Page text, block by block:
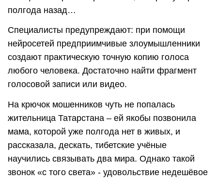
полгода назад…
Специалисты предупреждают: при помощи
нейросетей предприимчивые злоумышленники
создают практическую точную копию голоса
любого человека. Достаточно найти фрагмент
голосовой записи или видео.
На крючок мошенников чуть не попалась
жительница Татарстана – ей якобы позвонила
мама, которой уже полгода нет в живых, и
рассказала, дескать, тибетские учёные
научились связывать два мира. Однако такой
звонок «с того света» - удовольствие недешёвое